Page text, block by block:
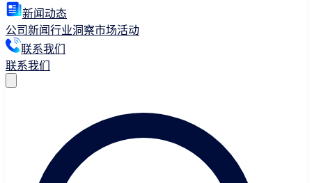
新闻动态
公司新闻行业洞察市场活动
联系我们
联系我们